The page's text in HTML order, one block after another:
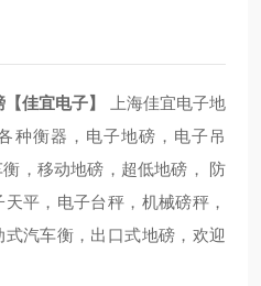
佳宜电子】
上海佳宜电子地
种衡器，电子地磅，电子吊
，移动地磅，超低地磅， 防
平，电子台秤，机械磅秤，
汽车衡，出口式地磅，欢迎